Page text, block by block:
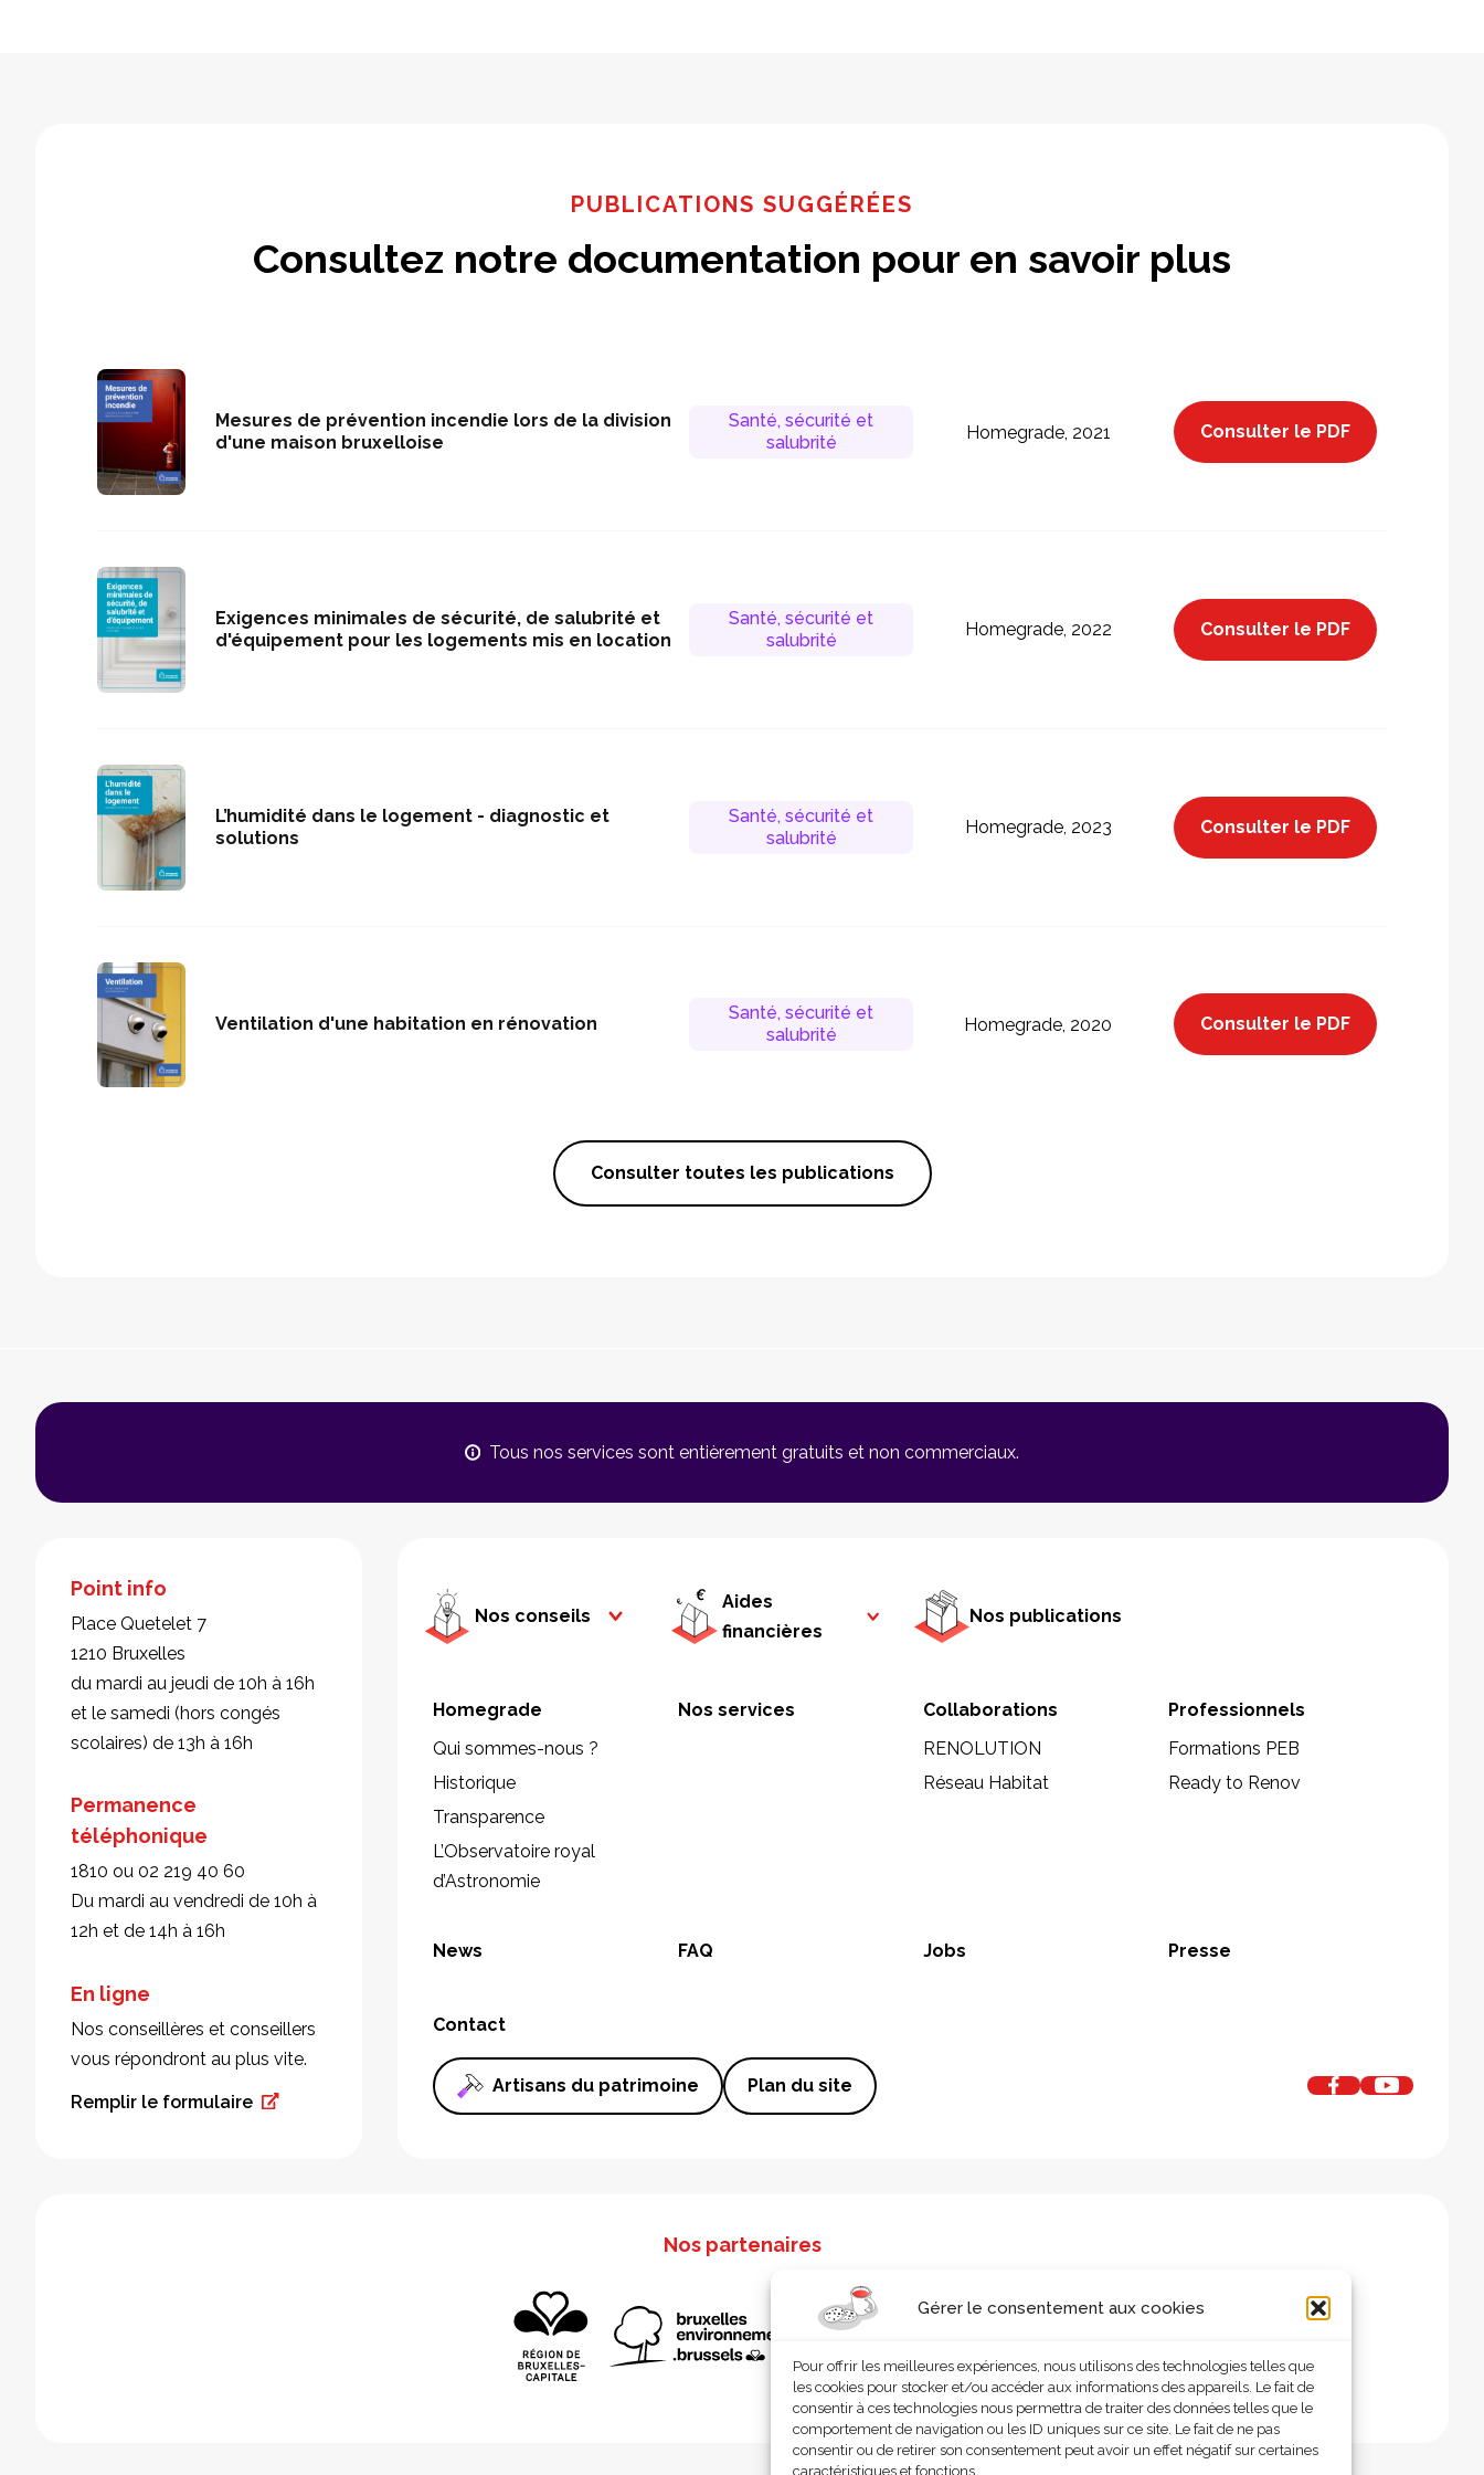
Gérer le consentement aux cookies
Pour offrir les meilleures expériences, nous utilisons des technologies telles que
les cookies pour stocker et/ou accéder aux informations des appareils. Le fait de
consentir à ces technologies nous permettra de traiter des données telles que le
comportement de navigation ou les ID uniques sur ce site. Le fait de ne pas
consentir ou de retirer son consentement peut avoir un effet négatif sur certaines
caractéristiques et fonctions.
PUBLICATIONS SUGGÉRÉES
Consultez notre documentation pour en savoir plus
Mesures de prévention incendie lors de la division
d'une maison bruxelloise
Santé, sécurité et
salubrité
Homegrade, 2021 Consulter le PDF
Exigences minimales de sécurité, de salubrité et
d'équipement pour les logements mis en location
Santé, sécurité et
salubrité
Homegrade, 2022 Consulter le PDF
L’humidité dans le logement - diagnostic et
solutions
Santé, sécurité et
salubrité
Homegrade, 2023 Consulter le PDF
Ventilation d'une habitation en rénovation
Santé, sécurité et
salubrité
Homegrade, 2020 Consulter le PDF
Consulter toutes les publications
Tous nos services sont entièrement gratuits et non commerciaux.
Point info
Place Quetelet 7
1210 Bruxelles
du mardi au jeudi de 10h à 16h
et le samedi (hors congés
scolaires) de 13h à 16h
Permanence
téléphonique
1810 ou 02 219 40 60
Du mardi au vendredi de 10h à
12h et de 14h à 16h
En ligne
Nos conseillères et conseillers
vous répondront au plus vite.
Remplir le formulaire
Nos conseils
Aides
financières
Nos publications
Homegrade
Qui sommes-nous ?
Historique
Transparence
L’Observatoire royal
d’Astronomie
Nos services
Collaborations
RENOLUTION
Réseau Habitat
Professionnels
Formations PEB
Ready to Renov
News FAQ Jobs Presse
Contact
Artisans du patrimoine Plan du site
Nos partenaires